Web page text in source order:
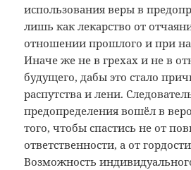
использования веры в
лишь как лекарство от
отношении прошлого и при
Иначе же не в грехах и не в
будущего, дабы это стало
распутства и лени.
предопределения вошёл в
того, чтобы спастись не от
ответственности, а от
Возможность